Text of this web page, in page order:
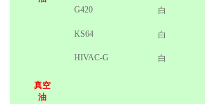
G420
白
KS64
白
真空
油
HIVAC-G 白